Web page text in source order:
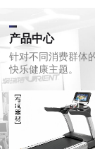
产品中心
针对不同消费群体
快乐健康主题。
有氧健身器材